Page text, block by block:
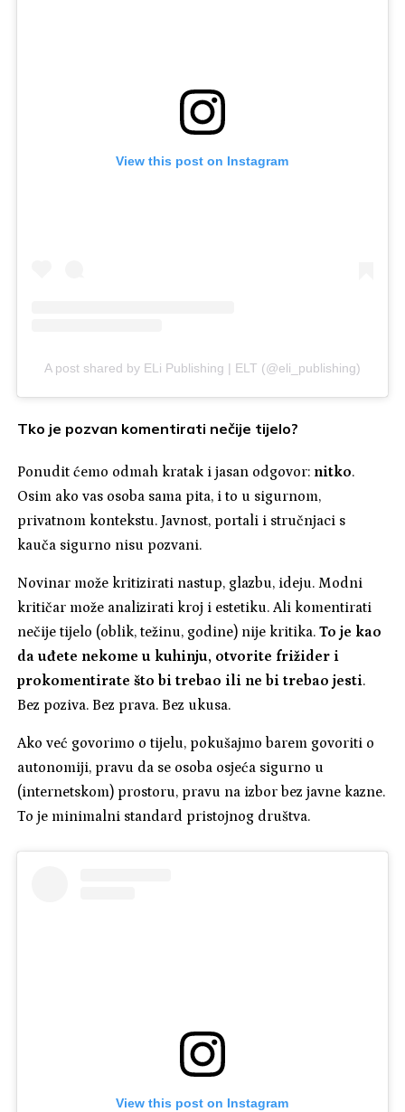
View this post on Instagram
A post shared by ELi Publishing | ELT (@eli_publishing)
Tko je pozvan komentirati nečije tijelo?
Ponudit ćemo odmah kratak i jasan odgovor: nitko.
Osim ako vas osoba sama pita, i to u sigurnom,
privatnom kontekstu. Javnost, portali i stručnjaci s
kauča sigurno nisu pozvani.
Novinar može kritizirati nastup, glazbu, ideju. Modni
kritičar može analizirati kroj i estetiku. Ali komentirati
nečije tijelo (oblik, težinu, godine) nije kritika.To je kao
da uđete nekome u kuhinju, otvorite frižider i
prokomentirate što bi trebao ili ne bi trebao jesti.
Bez poziva. Bez prava. Bez ukusa.
Ako već govorimo o tijelu, pokušajmo barem govoriti o
autonomiji, pravu da se osoba osjeća sigurno u
(internetskom) prostoru, pravu na izbor bez javne kazne.
To je minimalni standard pristojnog društva.
View this post on Instagram